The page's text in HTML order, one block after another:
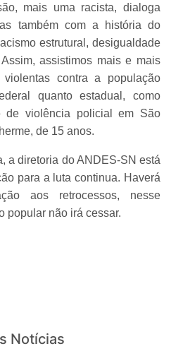
mais uma racista, dialoga
também com a história do
estrutural, desigualdade
assistimos mais e mais
contra a população
quanto estadual, como
de violência policial em São
de 15 anos.
a diretoria do ANDES-SN está
para a luta continua. Haverá
aos retrocessos, nesse
popular não irá cessar.
Notícias